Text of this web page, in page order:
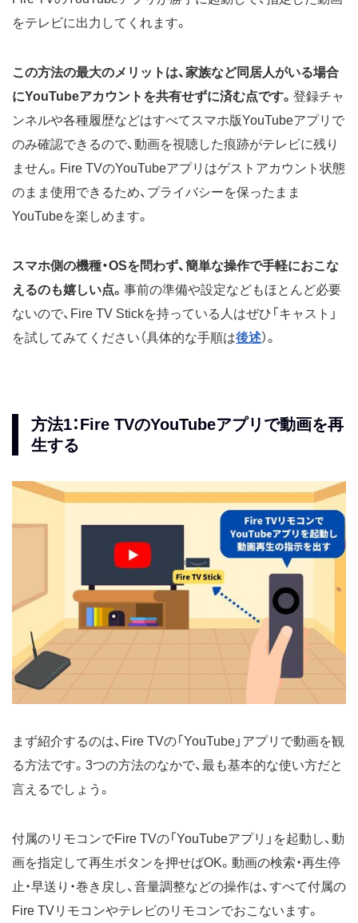
をテレビに出力してくれます。
この方法の最大のメリットは、家族など同居人がいる場合
にYouTubeアカウントを共有せずに済む点です。 登録チャ
ンネルや各種履歴などはすべてスマホ版YouTubeアプリで
のみ確認できるので、動画を視聴した痕跡がテレビに残り
ません。Fire TVのYouTubeアプリはゲストアカウント状態
のまま使用できるため、プライバシーを保ったまま
YouTubeを楽しめます。
スマホ側の機種・OSを問わず、簡単な操作で手軽におこな
えるのも嬉しい点。 事前の準備や設定などもほとんど必要
ないので、Fire TV Stickを持っている人はぜひ「キャスト」
を試してみてください（具体的な手順は後述）。
方法1：Fire TVのYouTubeアプリで動画を再
生する
まず紹介するのは、Fire TVの「YouTube」アプリで動画を観
る方法です。3つの方法のなかで、最も基本的な使い方だと
言えるでしょう。
付属のリモコンでFire TVの「YouTubeアプリ」を起動し、動
画を指定して再生ボタンを押せばOK。動画の検索・再生停
止・早送り・巻き戻し、音量調整などの操作は、すべて付属の
Fire TVリモコンやテレビのリモコンでおこないます。